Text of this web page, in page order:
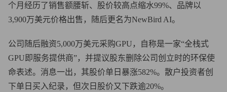
个月经历了销售额腰斩、股价较高点缩水99%、品牌以
3,900万美元价格出售，随后更名为NewBird AI。
公司随后融资5,000万美元采购GPU，自称是一家“全栈式
GPU即服务提供商”，并提议股东删除公司创立时的环保使
命表述。消息一出，其股价单日暴涨582%。散户投资者创
下单日买入纪录，但次日股价又下跌逾20%。